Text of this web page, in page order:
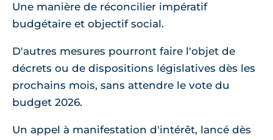
Une manière de réconcilier impératif
budgétaire et objectif social.
D'autres mesures pourront faire l'objet de
décrets ou de dispositions législatives dès les
prochains mois, sans attendre le vote du
budget 2026.
Un appel à manifestation d'intérêt, lancé dès